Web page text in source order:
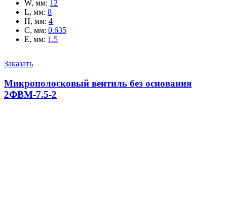
W, мм: 12
L, мм: 8
H, мм: 4
C, мм: 0.635
E, мм: 1.5
Заказать
Микрополосковый вентиль без основания
2ФВМ-7.5-2